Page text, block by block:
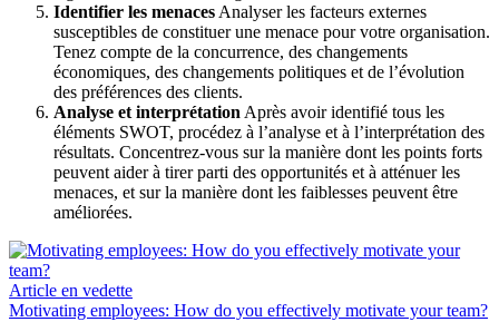
Identifier les menaces Analyser les facteurs externes
susceptibles de constituer une menace pour votre organisation.
Tenez compte de la concurrence, des changements
économiques, des changements politiques et de l’évolution
des préférences des clients.
Analyse et interprétation Après avoir identifié tous les
éléments SWOT, procédez à l’analyse et à l’interprétation des
résultats. Concentrez-vous sur la manière dont les points forts
peuvent aider à tirer parti des opportunités et à atténuer les
menaces, et sur la manière dont les faiblesses peuvent être
améliorées.
Article en vedette
Motivating employees: How do you effectively motivate your team?